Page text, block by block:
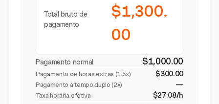
Total bruto de
pagamento
$1,300.
00
Pagamento normal $1,000.00
Pagamento de horas extras (1.5x) $300.00
Pagamento a tempo duplo (2x) —
Taxa horária efetiva $27.08/h